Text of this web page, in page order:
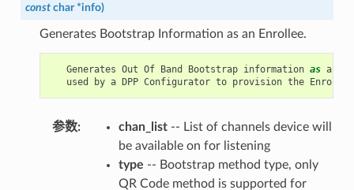
const char *info)
Generates Bootstrap Information as an Enrollee.
Generates Out Of Band Bootstrap information as an
used
by a DPP Configurator to provision the Enrollee
参数 chan_list-- List of channels device will
be available on for listening
type -- Bootstrap method type, only
QR Code method is supported for